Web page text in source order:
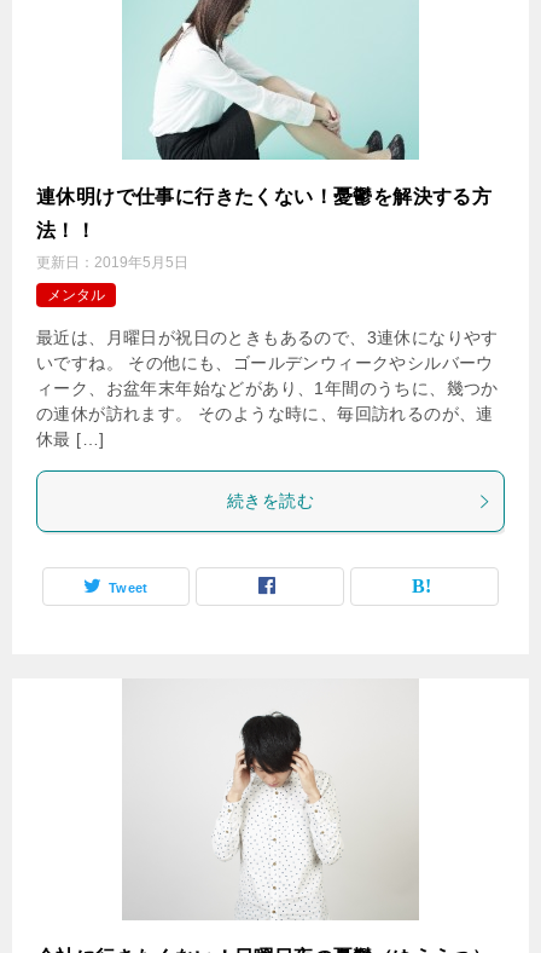
連休明けで仕事に行きたくない！憂鬱を解決する方
法！！
更新日： 2019年5月5日
メンタル
最近は、月曜日が祝日のときもあるので、3連休になりやす
いですね。 その他にも、ゴールデンウィークやシルバーウ
ィーク、お盆年末年始などがあり、1年間のうちに、幾つか
の連休が訪れます。 そのような時に、毎回訪れるのが、連
休最 […]
続きを読む
Tweet